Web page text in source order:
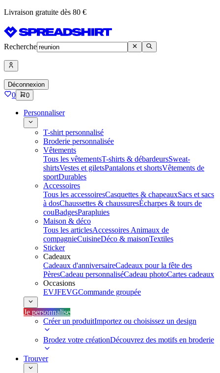
Livraison gratuite dès 80 €
Recherche
Déconnexion
0 0
Personnaliser
T-shirt personnalisé
Broderie personnalisée
Vêtements
Tous les vêtementsT-shirts & débardeursSweat-
shirtsVestes et giletsPantalons et shortsVêtements de
sportDurables
Accessoires
Tous les accessoiresCasquettes & chapeauxSacs et sacs
à dosChaussettes & chaussuresÉcharpes & tours de
couBadgesParapluies
Maison & déco
Tous les articlesAccessoires Animaux de
compagnieCuisineDéco & maisonTextiles
Sticker
Cadeaux
Cadeaux d'anniversaireCadeaux pour la fête des
PèresCadeau personnaliséCadeau photoCartes cadeaux
Occasions
EVJFEVGCommande groupée
Je personnalise
Créer un produitImportez ou choisissez un design
Brodez votre créationDécouvrez des motifs en broderie
Trouver